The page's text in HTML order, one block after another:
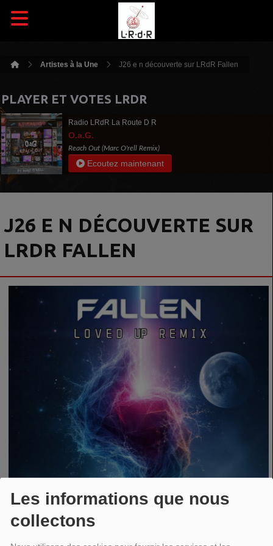
Les informations que nous
collectons
Artistes à la Une J26 e n découverte sur LRdR Fallen
PLAYER ET VOTES LRDR
Radio LRdR La Route D R
O.a.G.
Reach Out (Marc O'rell Remix)
Ecoutez maintenant
J26 E N DÉCOUVERTE SUR
LRDR FALLEN